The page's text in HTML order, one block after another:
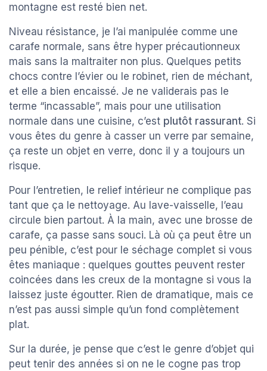
montagne est resté bien net.
Niveau résistance, je l’ai manipulée comme une
carafe normale, sans être hyper précautionneux
mais sans la maltraiter non plus. Quelques petits
chocs contre l’évier ou le robinet, rien de méchant,
et elle a bien encaissé. Je ne validerais pas le
terme “incassable”, mais pour une utilisation
normale dans une cuisine, c’est plutôt rassurant. Si
vous êtes du genre à casser un verre par semaine,
ça reste un objet en verre, donc il y a toujours un
risque.
Pour l’entretien, le relief intérieur ne complique pas
tant que ça le nettoyage. Au lave-vaisselle, l’eau
circule bien partout. À la main, avec une brosse de
carafe, ça passe sans souci. Là où ça peut être un
peu pénible, c’est pour le séchage complet si vous
êtes maniaque : quelques gouttes peuvent rester
coincées dans les creux de la montagne si vous la
laissez juste égoutter. Rien de dramatique, mais ce
n’est pas aussi simple qu’un fond complètement
plat.
Sur la durée, je pense que c’est le genre d’objet qui
peut tenir des années si on ne le cogne pas trop